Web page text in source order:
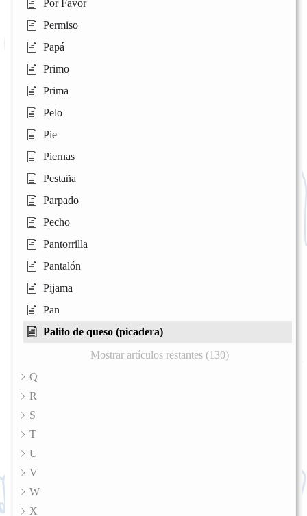
Por Favor
Permiso
Papá
Primo
Prima
Pelo
Pie
Piernas
Pestaña
Parpado
Pecho
Pantorrilla
Pantalón
Pijama
Pan
Palito de queso (picadera)
Mostrar artículos restantes (130)
Q
R
S
T
U
V
W
X